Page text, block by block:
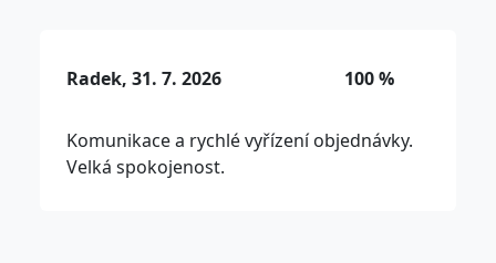
Radek, 31. 7. 2026 100 %
Komunikace a rychlé vyřízení objednávky.
Velká spokojenost.